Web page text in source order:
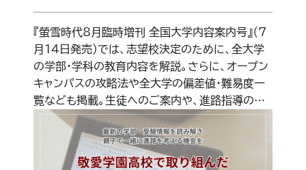
『螢雪時代8月臨時増刊 全国大学内容案内号』（7
月14日発売）では、志望校決定のために、全大学
の学部・学科の教育内容を解説。さらに、オープン
キャンパスの攻略法や全大学の偏差値・難易度一
覧なども掲載。生徒へのご案内や、進路指導の…